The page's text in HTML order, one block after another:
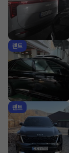
렌트
렌트